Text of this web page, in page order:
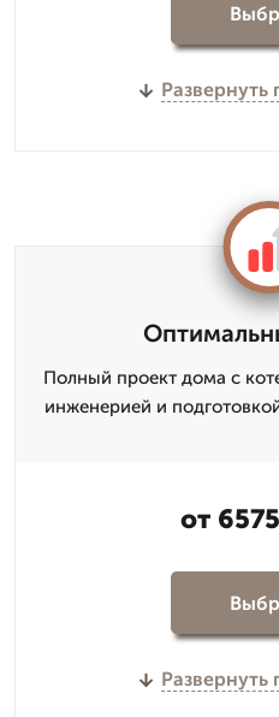
Полный проект дома с
инженерией и
от